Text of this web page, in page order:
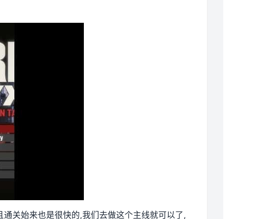
关始来也是很快的,我们去做这个主线就可以了,